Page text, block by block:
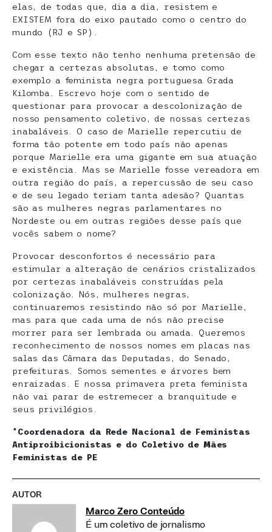
elas, de todas que, dia a dia, resistem e
EXISTEM fora do eixo pautado como o centro do
mundo (RJ e SP).
Com esse texto não tenho nenhuma pretensão de
chegar a certezas absolutas, e tomo como
exemplo a feminista negra portuguesa Grada
Kilomba. Escrevo hoje com o sentido de
questionar para provocar a descolonização de
nosso pensamento coletivo, de nossas certezas
inabaláveis. O caso de Marielle repercutiu de
forma tão potente em todo país não apenas
porque Marielle era uma gigante em sua atuação
e existência. Mas se Marielle fosse vereadora em
outra região do país, a repercussão de seu caso
e de seu legado teriam tanta adesão? Quantas
são as mulheres negras parlamentares no
Nordeste ou em outras regiões desse país que
vocês sabem o nome?
Provocar desconfortos é necessário para
estimular a alteração de cenários cristalizados
por certezas inabaláveis construídas pela
colonização. Nós, mulheres negras,
continuaremos resistindo não só por Marielle,
mas para que cada uma de nós não precise
morrer para ser lembrada ou amada. Queremos
reconhecimento de nossos nomes em placas nas
salas das Câmara das Deputadas, do Senado,
prefeituras. Somos sementes e árvores bem
enraizadas. E nossa primavera preta feminista
não vai parar de estremecer a branquitude e
seus privilégios.
*Coordenadora da Rede Nacional de Feministas
Antiproibicionistas e do Coletivo de Mães
Feministas de PE
AUTOR
Marco Zero Conteúdo
É um coletivo de jornalismo